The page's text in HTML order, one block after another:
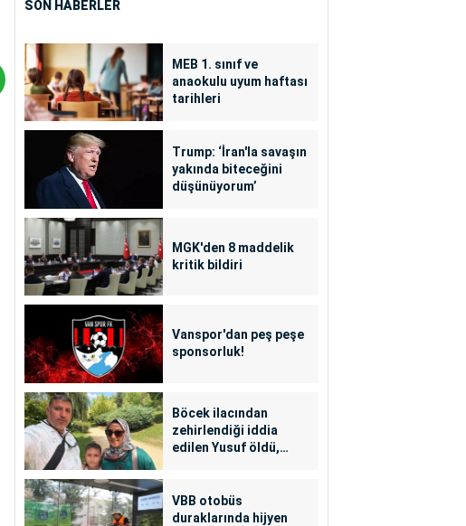
SON HABERLER
MEB 1. sınıf ve
anaokulu uyum haftası
tarihleri
Trump: ‘İran'la savaşın
yakında biteceğini
düşünüyorum’
MGK'den 8 maddelik
kritik bildiri
Vanspor'dan peş peşe
sponsorluk!
Böcek ilacından
zehirlendiği iddia
edilen Yusuf öldü,
VBB otobüs
duraklarında hijyen